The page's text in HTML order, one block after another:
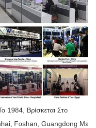
1984, Βρίσκεται Στο
Foshan, Guangdong Με